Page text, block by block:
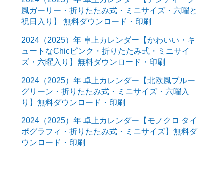
風ガーリー・折りたたみ式・ミニサイズ・六曜と
祝日入り】 無料ダウンロード・印刷
2024（2025）年 卓上カレンダー【かわいい・キ
ュートなChicピンク・折りたたみ式・ミニサイ
ズ・六曜入り】無料ダウンロード・印刷
2024（2025）年 卓上カレンダー【北欧風ブルー
グリーン・折りたたみ式・ミニサイズ・六曜入
り】無料ダウンロード・印刷
2024（2025）年 卓上カレンダー【モノクロ タイ
ポグラフィ・折りたたみ式・ミニサイズ】無料ダ
ウンロード・印刷